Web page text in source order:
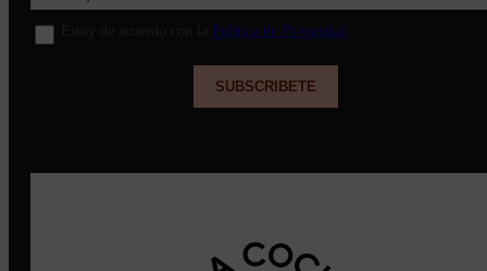
Política de Privacidad